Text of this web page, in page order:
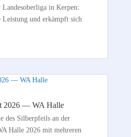
in Kerpen:
und erkämpft sich
2026 — WA Halle
des Silberpfeils an der
Halle 2026 mit mehreren